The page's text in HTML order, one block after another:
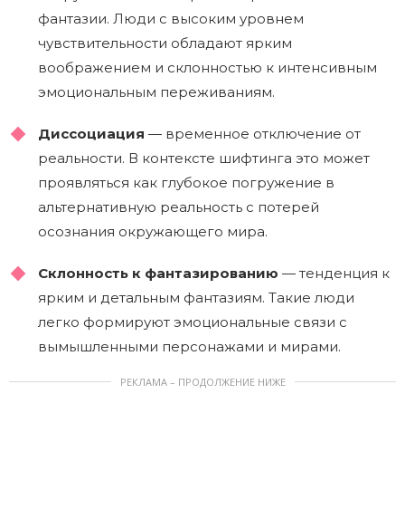
фантазии. Люди с высоким уровнем
чувствительности обладают ярким
воображением и склонностью к интенсивным
эмоциональным переживаниям.
Диссоциация — временное отключение от
реальности. В контексте шифтинга это может
проявляться как глубокое погружение в
альтернативную реальность с потерей
осознания окружающего мира.
Склонность к фантазированию — тенденция к
ярким и детальным фантазиям. Такие люди
легко формируют эмоциональные связи с
вымышленными персонажами и мирами.
РЕКЛАМА – ПРОДОЛЖЕНИЕ НИЖЕ